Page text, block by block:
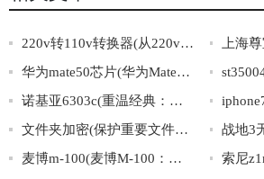
220v转110v转换器(从220v到110v，使用转换器让电力更安全稳定)
华为mate50芯片(华为Mate50芯片曝光：全新升级惊艳亮相！)
诺基亚6303c(重温经典：诺基亚6303c再现传奇)
文件夹加密(保护重要文件，轻松加密文件夹)
麦博m-100(麦博M-100：领跑无线耳机市场的新冠军)